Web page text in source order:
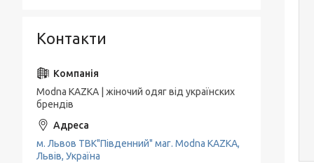
Контакти
Modna KAZKA | жіночий одяг від українских
брендів
м. Львов ТВК"Південний" маг. Modna KAZKA,
Львів, Україна